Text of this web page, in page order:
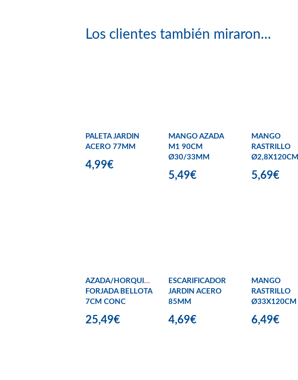
Los clientes también miraron...
PALETA JARDIN
ACERO 77MM
4,99€
MANGO AZADA
M1 90CM
Ø30/33MM
5,49€
MANGO
RASTRILLO
Ø2,8X120CM
5,69€
AZADA/HORQUILLA
FORJADA BELLOTA
7CM CONC
25,49€
ESCARIFICADOR
JARDIN ACERO
85MM
4,69€
MANGO
RASTRILLO
Ø33X120CM
6,49€